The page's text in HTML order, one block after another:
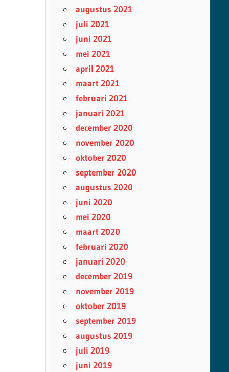
augustus 2021
juli 2021
juni 2021
mei 2021
april 2021
maart 2021
februari 2021
januari 2021
december 2020
november 2020
oktober 2020
september 2020
augustus 2020
juni 2020
mei 2020
maart 2020
februari 2020
januari 2020
december 2019
november 2019
oktober 2019
september 2019
augustus 2019
juli 2019
juni 2019